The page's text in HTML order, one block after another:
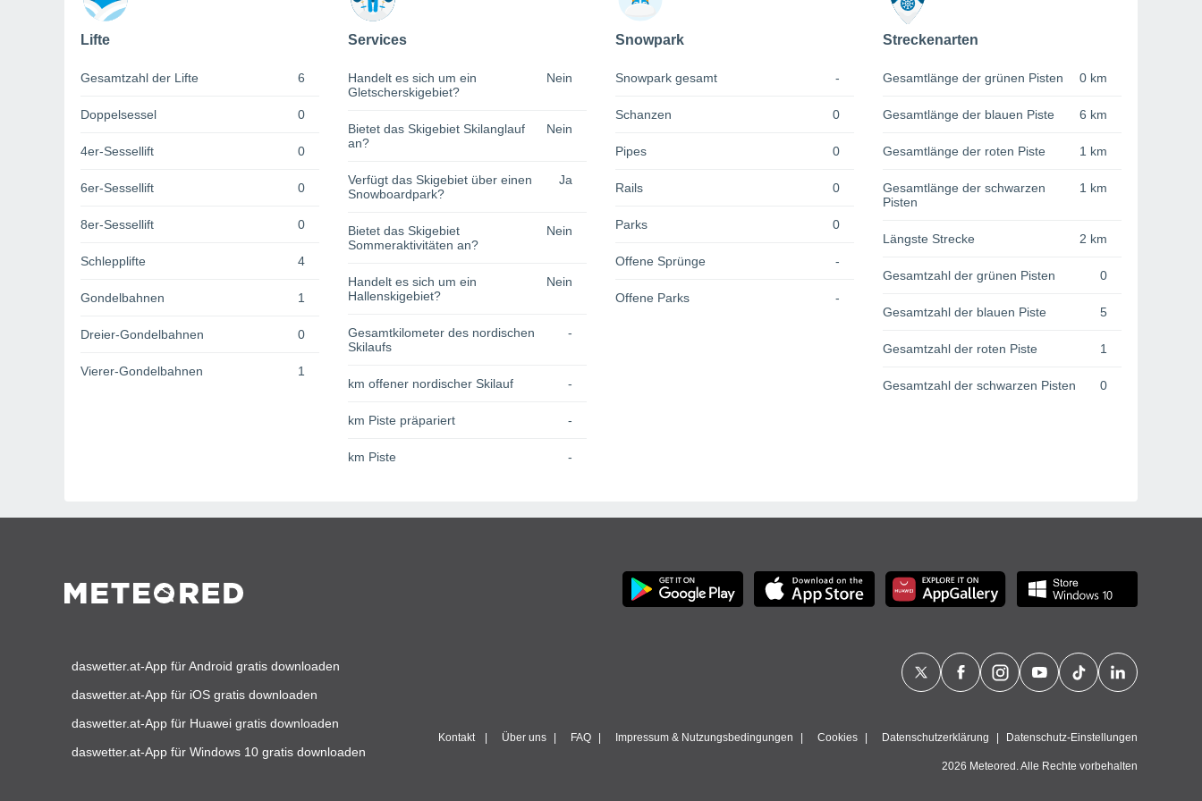
Lifte
Gesamtzahl der Lifte 6
Doppelsessel 0
4er-Sessellift 0
6er-Sessellift 0
8er-Sessellift 0
Schlepplifte 4
Gondelbahnen 1
Dreier-Gondelbahnen 0
Vierer-Gondelbahnen 1
Services
Handelt es sich um ein
Gletscherskigebiet?
Nein
Bietet das Skigebiet Skilanglauf
an?
Nein
Verfügt das Skigebiet über einen
Snowboardpark?
Ja
Bietet das Skigebiet
Sommeraktivitäten an?
Nein
Handelt es sich um ein
Hallenskigebiet?
Nein
Gesamtkilometer des nordischen
Skilaufs
-
km offener nordischer Skilauf -
km Piste präpariert -
km Piste -
Snowpark
Snowpark gesamt -
Schanzen 0
Pipes 0
Rails 0
Parks 0
Offene Sprünge -
Offene Parks -
Streckenarten
Gesamtlänge der grünen Pisten 0 km
Gesamtlänge der blauen Piste 6 km
Gesamtlänge der roten Piste 1 km
Gesamtlänge der schwarzen
Pisten
1 km
Längste Strecke 2 km
Gesamtzahl der grünen Pisten 0
Gesamtzahl der blauen Piste 5
Gesamtzahl der roten Piste 1
Gesamtzahl der schwarzen Pisten 0
daswetter.at-App für Android gratis downloaden
daswetter.at-App für iOS gratis downloaden
daswetter.at-App für Huawei gratis downloaden
daswetter.at-App für Windows 10 gratis downloaden
Kontakt Über uns FAQ Impressum & Nutzungsbedingungen Cookies Datenschutzerklärung Datenschutz-Einstellungen
2026 Meteored. Alle Rechte vorbehalten